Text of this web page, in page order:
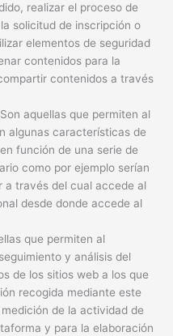
realizar el proceso de
solicitud de inscripción o
elementos de seguridad
contenidos para la
contenidos a través
Son aquellas que permiten al
algunas características de
función de una serie de
como por ejemplo serían
a través del cual accede al
desde donde accede al
que permiten al
y análisis del
de los sitios web a los que
recogida mediante este
de la actividad de
y para la elaboración